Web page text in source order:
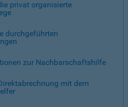
privat organisierte
durchgeführten
zur Nachbarschaftshilfe
mit dem